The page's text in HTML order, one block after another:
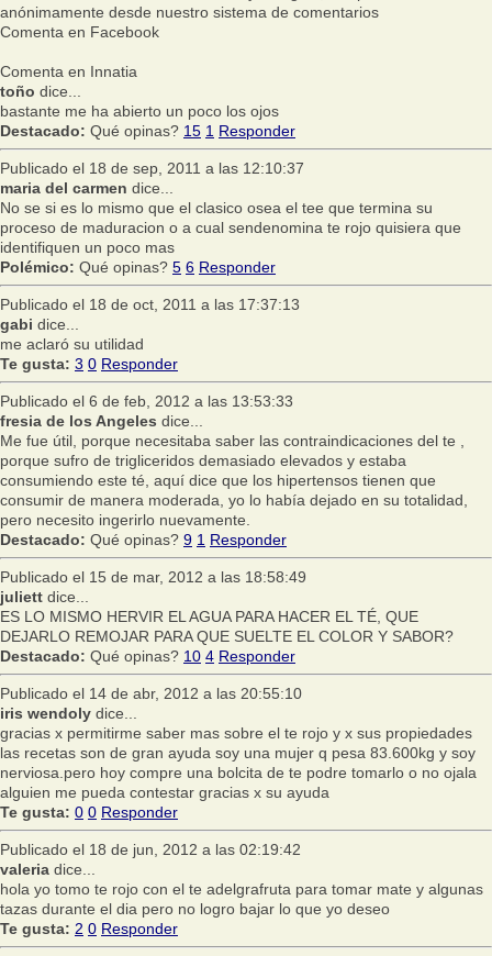
anónimamente desde nuestro sistema de comentarios
Comenta en Facebook
Comenta en Innatia
toño dice...
bastante me ha abierto un poco los ojos
Destacado: Qué opinas? 15 1 Responder
Publicado el 18 de sep, 2011 a las 12:10:37
maria del carmen dice...
No se si es lo mismo que el clasico osea el tee que termina su
proceso de maduracion o a cual sendenomina te rojo quisiera que
identifiquen un poco mas
Polémico: Qué opinas? 5 6 Responder
Publicado el 18 de oct, 2011 a las 17:37:13
gabi dice...
me aclaró su utilidad
Te gusta: 3 0 Responder
Publicado el 6 de feb, 2012 a las 13:53:33
fresia de los Angeles dice...
Me fue útil, porque necesitaba saber las contraindicaciones del te ,
porque sufro de trigliceridos demasiado elevados y estaba
consumiendo este té, aquí dice que los hipertensos tienen que
consumir de manera moderada, yo lo había dejado en su totalidad,
pero necesito ingerirlo nuevamente.
Destacado: Qué opinas? 9 1 Responder
Publicado el 15 de mar, 2012 a las 18:58:49
juliett dice...
ES LO MISMO HERVIR EL AGUA PARA HACER EL TÉ, QUE
DEJARLO REMOJAR PARA QUE SUELTE EL COLOR Y SABOR?
Destacado: Qué opinas? 10 4 Responder
Publicado el 14 de abr, 2012 a las 20:55:10
iris wendoly dice...
gracias x permitirme saber mas sobre el te rojo y x sus propiedades
las recetas son de gran ayuda soy una mujer q pesa 83.600kg y soy
nerviosa.pero hoy compre una bolcita de te podre tomarlo o no ojala
alguien me pueda contestar gracias x su ayuda
Te gusta: 0 0 Responder
Publicado el 18 de jun, 2012 a las 02:19:42
valeria dice...
hola yo tomo te rojo con el te adelgrafruta para tomar mate y algunas
tazas durante el dia pero no logro bajar lo que yo deseo
Te gusta: 2 0 Responder